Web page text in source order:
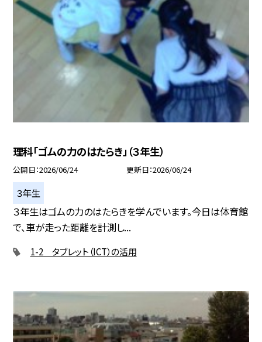
理科「ゴムの力のはたらき」（３年生）
公開日 2026/06/24 更新日 2026/06/24
３年生
３年生はゴムの力のはたらきを学んでいます。今日は体育館
で、車が走った距離を計測し...
1-2 タブレット（ICT）の活用